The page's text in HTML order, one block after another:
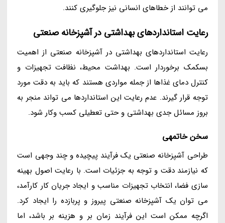
می توانند از خطاهای انسانی نیز جلوگیری کنند.
رعایت استانداردهای بهداشتی در آشپزخانه صنعتی
رعایت استانداردهای بهداشتی در آشپزخانه صنعتی از اهمیت
بسکمک برخوردار است. بهداشت محیط، نظافت تجهیزات و
کنترل دمای غذاها از جمله مواردی هستند که باید به دقت مورد
توجه قرار گیرند. عدم رعایت این استانداردها می تواند منجر به
بروز مسائل جدی بهداشتی و حتی تعطیلی کسب وکار شود.
سخن خاتمهی
طراحی آشپزخانه صنعتی یک فرآیند پیچیده و چند وجهی است
که نیازمند دقت و توجه به جزئیات است. با رعایت اصول بهینه
سازی فضا، انتخاب تجهیزات مناسب و ایجاد جریان کار کارآمد،
می توان یک آشپزخانه صنعتی پیروز و پربازده را ایجاد کرد.
اگرچه ممکن است این فرآیند زمان بر و هزینه بر باشد، اما